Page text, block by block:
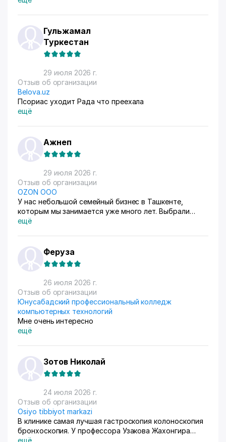
Гульжамал
Туркестан
29 июля 2026 г.
Отзыв об организации
Belova.uz
Псориас уходит Рада что преехала
ещё
Ажнеп
29 июля 2026 г.
Отзыв об организации
OZON ООО
У нас небольшой семейный бизнес в Ташкенте,
которым мы занимается уже много лет. Выбрали
схему ФБС, для нашего Узбекистана это пока
приема. Покупатели из рахных стран берут, из
России особенно много, узбекский хлопок там
любят) За продажами следим через приложение, оно
очень помогает все контролировать, да и удобное
само по себе
ещё
Феруза
26 июля 2026 г.
Отзыв об организации
Юнусабадский профессиональный колледж
компьютерных технологий
Мне очень интересно
ещё
Зотов Николай
24 июля 2026 г.
Отзыв об организации
Osiyo tibbiyot markazi
В клинике самая лучшая гастроскопия колоноскопия
бронхоскопия. У профессора Узакова Жахонгира
Низамовича.
ещё